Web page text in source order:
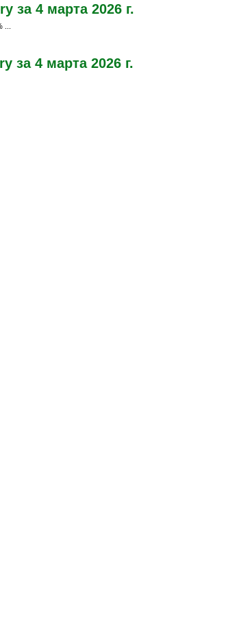
за 4 марта 2026 г.
...
за 4 марта 2026 г.